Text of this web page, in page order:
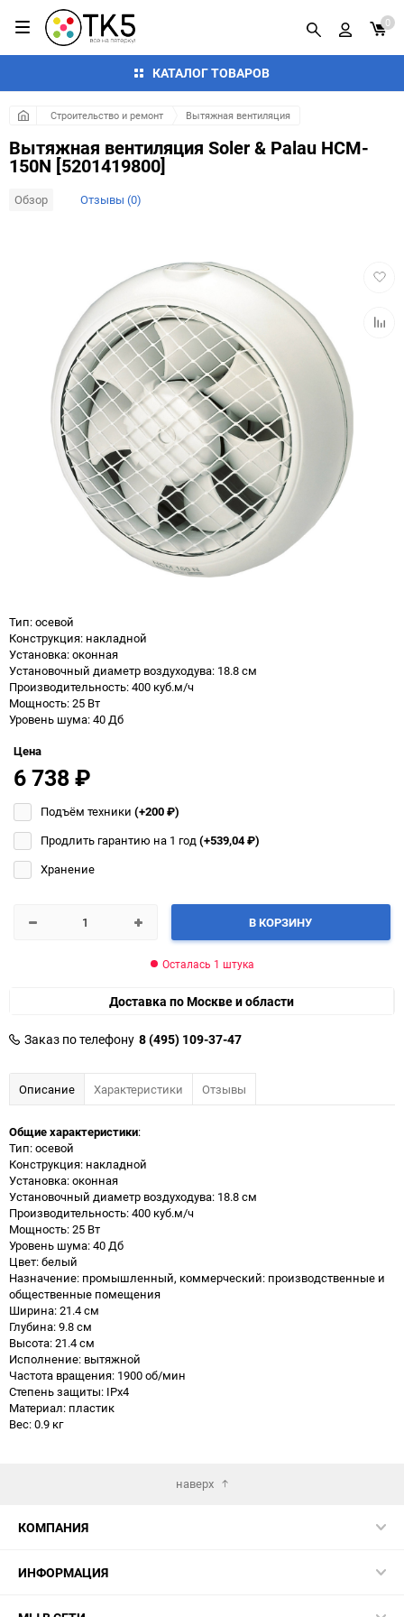
КАТАЛОГ ТОВАРОВ
0
Строительство и ремонт Вытяжная вентиляция
Вытяжная вентиляция Soler & Palau HCM-
150N [5201419800]
Обзор Отзывы (0)
Тип: осевой
Конструкция: накладной
Установка: оконная
Установочный диаметр воздуходува: 18.8 см
Производительность: 400 куб.м/ч
Мощность: 25 Вт
Уровень шума: 40 Дб
Цена
6 738₽
Подъём техники (+200₽)
Продлить гарантию на 1 год(+539,04₽)
Хранение
В КОРЗИНУ
Осталась 1 штука
Доставка по Москве и области
Заказ по телефону 8 (495) 109-37-47
Описание Характеристики Отзывы
Общие характеристики:
Тип: осевой
Конструкция: накладной
Установка: оконная
Установочный диаметр воздуходува: 18.8 см
Производительность: 400 куб.м/ч
Мощность: 25 Вт
Уровень шума: 40 Дб
Цвет: белый
Назначение: промышленный, коммерческий: производственные и
общественные помещения
Ширина: 21.4 см
Глубина: 9.8 см
Высота: 21.4 см
Исполнение: вытяжной
Частота вращения: 1900 об/мин
Степень защиты: IPx4
Материал: пластик
Вес: 0.9 кг
наверх
КОМПАНИЯ
ИНФОРМАЦИЯ